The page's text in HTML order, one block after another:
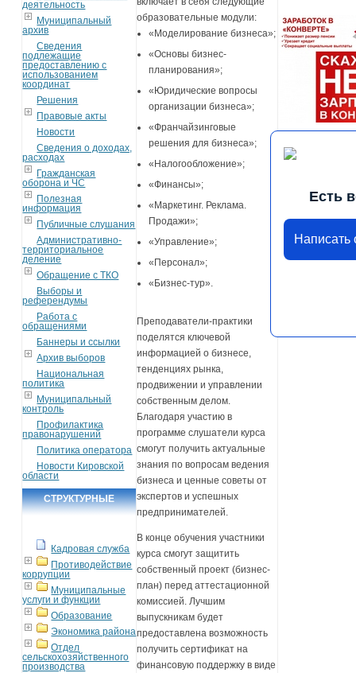
деятельность
Муниципальный
архив
Сведения
подлежащие
предоставлению с
использованием
координат
Решения
Правовые акты
Новости
Сведения о доходах,
расходах
Гражданская
оборона и ЧС
Полезная
информация
Публичные слушания
Административно-
территориальное
деление
Обращение с ТКО
Выборы и
референдумы
Работа с
обращениями
Баннеры и ссылки
Архив выборов
Национальная
политика
Муниципальный
контроль
Профилактика
правонарушений
Политика оператора
Новости Кировской
области
СТРУКТУРНЫЕ
Кадровая служба
Противодействие
коррупции
Муниципальные
услуги и функции
Образование
Экономика района
Отдел
сельскохозяйственного
производства
образовательные модули:
«Моделирование бизнеса»;
«Основы бизнес-
планирования»;
«Юридические вопросы
организации бизнеса»;
«Франчайзинговые
решения для бизнеса»;
«Налогообложение»;
«Финансы»;
«Маркетинг. Реклама.
Продажи»;
«Управление»;
«Персонал»;
«Бизнес-тур».
Преподаватели-практики
поделятся ключевой
информацией о бизнесе,
тенденциях рынка,
продвижении и управлении
собственным делом.
Благодаря участию в
программе слушатели курса
смогут получить актуальные
знания по вопросам ведения
бизнеса и ценные советы от
экспертов и успешных
предпринимателей.
В конце обучения участники
курса смогут защитить
собственный проект (бизнес-
план) перед аттестационной
комиссией. Лучшим
выпускникам будет
предоставлена возможность
получить сертификат на
финансовую поддержку в виде
Есть